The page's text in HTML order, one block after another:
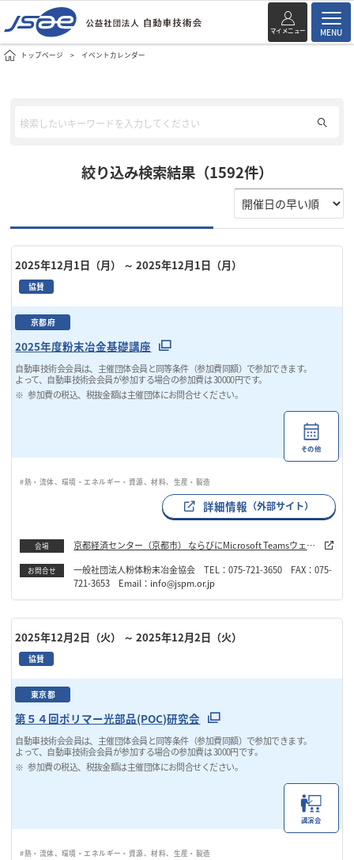
マイメニュー MENU
トップページ イベントカレンダー
絞り込み検索結果（1592件）
2025年12月1日（月） ～ 2025年12月1日（月）
協賛
京都府
2025年度粉末冶金基礎講座
自動車技術会会員は、主催団体会員と同等条件（参加費同額）で参加できます。
よって、自動車技術会会員が参加する場合の参加費は 30000円です。
参加費の税込、税抜金額は主催団体にお問合せください。
その他
#熱・流体、環境・エネルギー・資源、材料、生産・製造
詳細情報 （外部サイト）
会場
京都経済センター（京都市） ならびにMicrosoft Teamsウェビ
お問合せ
一般社団法人粉体粉末冶金協会 TEL：075-721-3650 FAX：075-
721-3653 Email：info@jspm.or.jp
2025年12月2日（火） ～ 2025年12月2日（火）
協賛
東京都
第５４回ポリマー光部品(POC)研究会
自動車技術会会員は、主催団体会員と同等条件（参加費同額）で参加できます。
よって、自動車技術会会員が参加する場合の参加費は 3000円です。
参加費の税込、税抜金額は主催団体にお問合せください。
講演会
#熱・流体、環境・エネルギー・資源、材料、生産・製造